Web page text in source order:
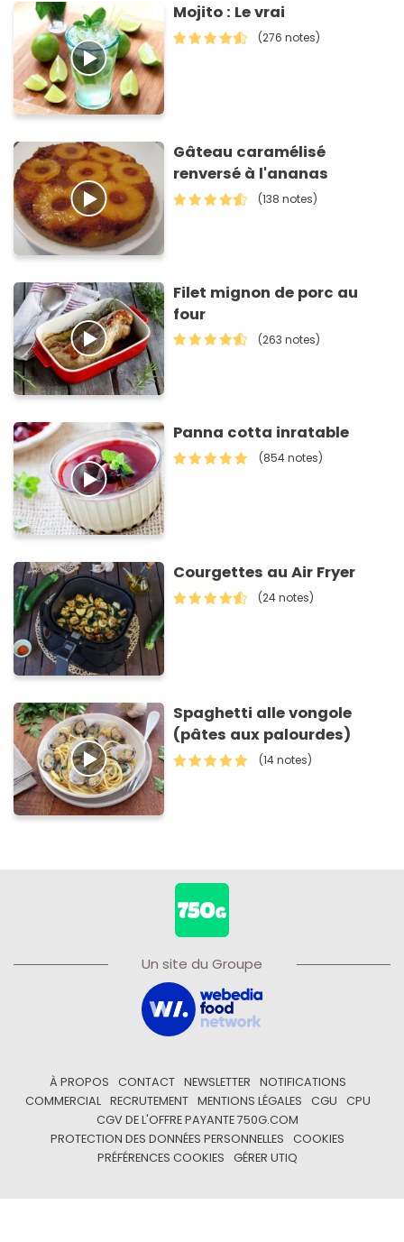
Mojito : Le vrai
(276 notes)
Gâteau caramélisé
renversé à l'ananas
(138 notes)
Filet mignon de porc au
four
(263 notes)
Panna cotta inratable
(854 notes)
Courgettes au Air Fryer
(24 notes)
Spaghetti alle vongole
(pâtes aux palourdes)
(14 notes)
Un site du Groupe
À PROPOS CONTACT NEWSLETTER
NOTIFICATIONS
COMMERCIAL
RECRUTEMENT MENTIONS LÉGALES CGU
CPU
CGV DE L'OFFRE PAYANTE 750G.COM
PROTECTION DES DONNÉES PERSONNELLES
COOKIES
PRÉFÉRENCES COOKIES
GÉRER UTIQ